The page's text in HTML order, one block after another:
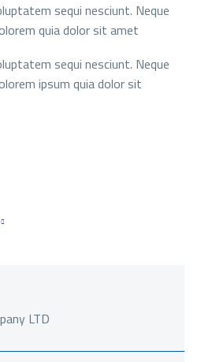
sequi nesciunt. Neque
quia dolor sit amet
sequi nesciunt. Neque
ipsum quia dolor sit
LTD